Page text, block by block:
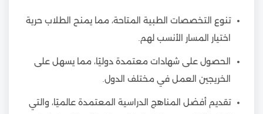
تنوع التخصصات الطبية المتاحة، مما يمنح الطلاب حرية
اختيار المسار الأنسب لهم.
الحصول على شهادات معتمدة دوليًا، مما يسهل على
الخريجين العمل في مختلف الدول.
تقديم أفضل المناهج الدراسية المعتمدة عالميًا، والتي